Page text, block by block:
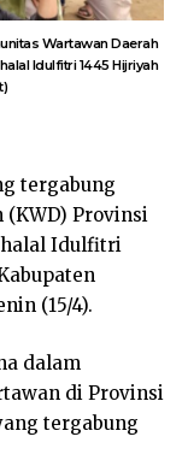
Wartawan Daerah
Idulfitri 1445 Hijriyah
tergabung
(KWD) Provinsi
Idulfitri
(15/4).
dalam
di Provinsi
tergabung